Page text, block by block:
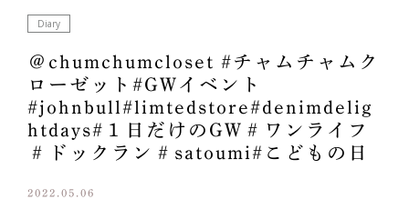
Diary
＠chumchumcloset #チャムチャムク
ローゼット#GWイベント
#johnbull#limtedstore#denimdelig
htdays#１日だけのGW＃ワンライフ
＃ドックラン＃satoumi#こどもの日
2022.05.06